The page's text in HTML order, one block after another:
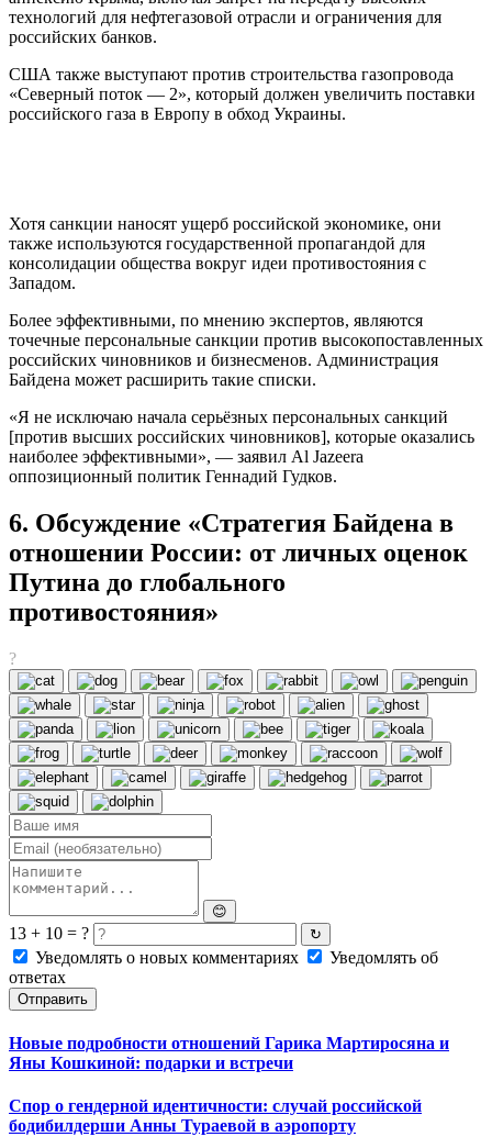
технологий для нефтегазовой отрасли и ограничения для
российских банков.
США также выступают против строительства газопровода
«Северный поток — 2», который должен увеличить поставки
российского газа в Европу в обход Украины.
Хотя санкции наносят ущерб российской экономике, они
также используются государственной пропагандой для
консолидации общества вокруг идеи противостояния с
Западом.
Более эффективными, по мнению экспертов, являются
точечные персональные санкции против высокопоставленных
российских чиновников и бизнесменов. Администрация
Байдена может расширить такие списки.
«Я не исключаю начала серьёзных персональных санкций
[против высших российских чиновников], которые оказались
наиболее эффективными», — заявил Al Jazeera
оппозиционный политик Геннадий Гудков.
6. Обсуждение «Стратегия Байдена в
отношении России: от личных оценок
Путина до глобального
противостояния»
?
😊
13 + 10 = ? ↻
Уведомлять о новых комментариях
Уведомлять об
ответах
Отправить
Новые подробности отношений Гарика Мартиросяна и
Яны Кошкиной: подарки и встречи
Спор о гендерной идентичности: случай российской
бодибилдерши Анны Тураевой в аэропорту